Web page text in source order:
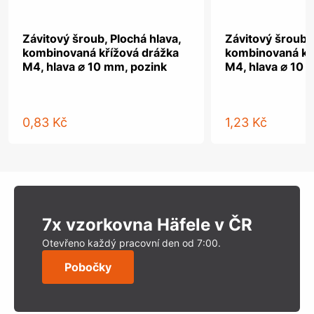
Závitový šroub, Plochá hlava,
kombinovaná křížová drážka
M4, hlava ⌀ 10 mm, pozink
0,83 Kč
Závitový šroub,
kombinovaná
M4, hlava ⌀ 10
1,23 Kč
7x vzorkovna Häfele v ČR
Otevřeno každý pracovní den od 7:00.
Pobočky